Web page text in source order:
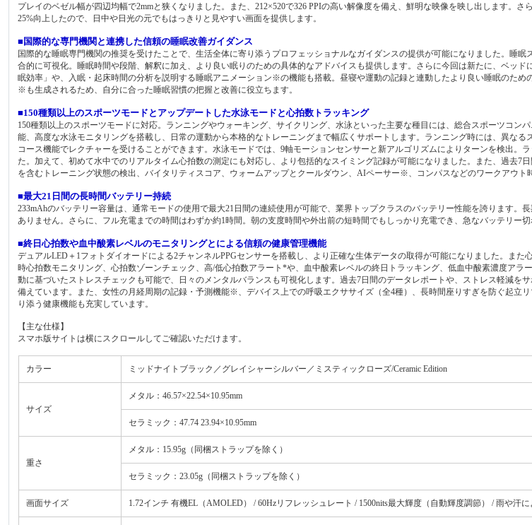
プレイのベゼル幅が四辺均幅で2mmと狭くなりました。また、212×520で326 PPIの高い解像度を備え、鮮明な映像を映し出します。さ
25%向上したので、日中や日光の元でもはっきりと見やすい画面を提供します。
■国際的な専門機関と連携した信頼の睡眠改善ガイダンス
国際的な睡眠専門機関の推奨を受けたことで、生活全体に寄り添うプロフェッショナルなガイダンスの提供が可能になりました。睡
合的に可視化。睡眠時間や段階、解釈に加え、より良い眠りのための具体的なアドバイスも提供します。さらに今回は新たに、ベッ
眠効率」や、入眠・起床時間の分析を説明する睡眠アニメーション※の機能も搭載。昼寝や運動の記録と連動したより良い睡眠のため
※も生成されるため、自分に合った睡眠習慣の把握と改善に役立ちます。
■150種類以上のスポーツモードとアップデートした水泳モードと心拍数トラッキング
150種類以上のスポーツモードに対応。ランニングやウォーキング、サイクリング、水泳といった主要な種目には、総合スポーツコン
能、高度な水泳モニタリングを搭載し、日常の運動から本格的なトレーニングまで幅広くサポートします。ランニング時には、異なる
コース機能でレクチャーを受けることができます。水泳モードでは、9軸モーションセンサーと新アルゴリズムによりターンを検出。
た。加えて、初めて水中でのリアルタイム心拍数の測定にも対応し、より包括的なスイミング記録が可能になりました。また、過去7
を含むトレーニング状態の検出、バイタリティスコア、ウォームアップとクールダウン、AIペーサー※、コンパスなどのワークアウト
■最大21日間の長時間バッテリー持続
233mAhのバッテリー容量は、通常モードの使用で最大21日間の連続使用が可能で、業界トップクラスのバッテリー性能を誇ります。
ありません。さらに、フル充電までの時間はわずか約1時間。朝の支度時間や外出前の短時間でもしっかり充電でき、急なバッテリー切
■終日心拍数や血中酸素レベルのモニタリングとによる信頼の健康管理機能
デュアルLED＋1フォトダイオードによる2チャンネルPPGセンサーを搭載し、より正確な生体データの取得が可能になりました。また
時心拍数モニタリング、心拍数ゾーンチェック、高/低心拍数アラート*や、血中酸素レベルの終日トラッキング、低血中酸素濃度アラ
動に基づいたストレスチェックも可能で、日々のメンタルバランスも可視化します。過去7日間のデータレポートや、ストレス軽減を
備えています。また、女性の月経周期の記録・予測機能※、デバイス上での呼吸エクササイズ（全4種）、長時間座りすぎを防ぐ起立
り添う健康機能も充実しています。
【主な仕様】
スマホ版サイトは横にスクロールしてご確認いただけます。
カラー ミッドナイトブラック／グレイシャーシルバー／ミスティックローズ/Ceramic Edition
サイズ
メタル：46.57×22.54×10.95mm
セラミック：47.74 23.94×10.95mm
重さ
メタル：15.95g（同梱ストラップを除く）
セラミック：23.05g（同梱ストラップを除く）
画面サイズ 1.72インチ 有機EL（AMOLED） / 60Hzリフレッシュレート / 1500nits最大輝度（自動輝度調節） / 雨や汗